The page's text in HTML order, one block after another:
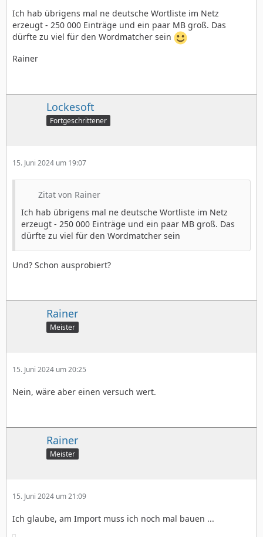
Ich hab übrigens mal ne deutsche Wortliste im Netz
erzeugt - 250 000 Einträge und ein paar MB groß. Das
dürfte zu viel für den Wordmatcher sein
Rainer
Lockesoft
Fortgeschrittener
15. Juni 2024 um 19:07
Zitat von Rainer
Ich hab übrigens mal ne deutsche Wortliste im Netz
erzeugt - 250 000 Einträge und ein paar MB groß. Das
dürfte zu viel für den Wordmatcher sein
Und? Schon ausprobiert?
Rainer
Meister
15. Juni 2024 um 20:25
Nein, wäre aber einen versuch wert.
Rainer
Meister
15. Juni 2024 um 21:09
Ich glaube, am Import muss ich noch mal bauen ...